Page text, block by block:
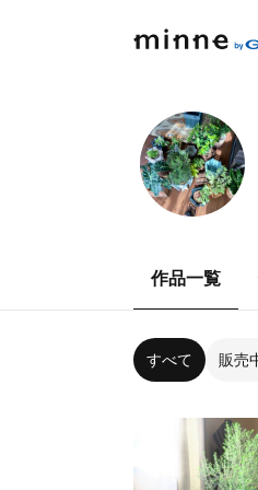
作品一覧
すべて 販売